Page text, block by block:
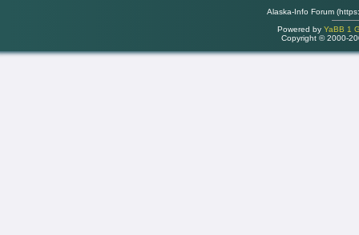
Alaska-Info Forum
Powered by YaBB 1
Copyright © 2000-